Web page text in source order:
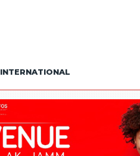
INTERNATIONAL